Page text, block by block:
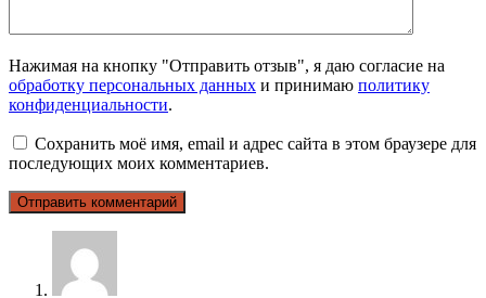
Нажимая на кнопку "Отправить отзыв", я даю согласие на
обработку персональных данных и принимаю политику
конфиденциальности.
Сохранить моё имя, email и адрес сайта в этом браузере для
последующих моих комментариев.